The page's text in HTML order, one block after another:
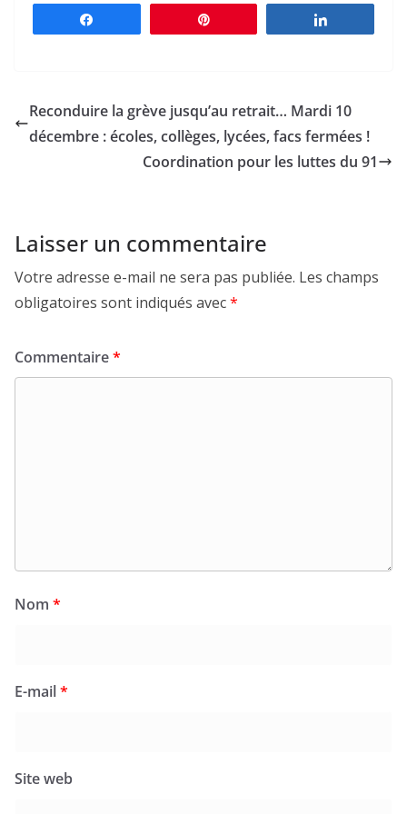
Reconduire la grève jusqu’au retrait… Mardi 10
décembre : écoles, collèges, lycées, facs fermées !
Coordination pour les luttes du 91
Laisser un commentaire
Votre adresse e-mail ne sera pas publiée. Les champs
obligatoires sont indiqués avec*
Commentaire*
Nom *
E-mail*
Site web